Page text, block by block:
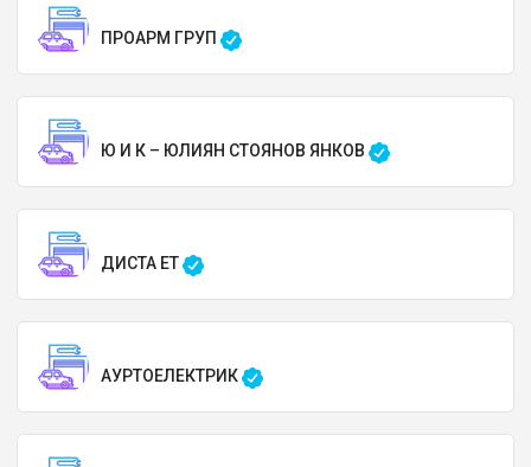
ПРОАРМ ГРУП
Ю И К – ЮЛИЯН СТОЯНОВ ЯНКОВ
ДИСТА ЕТ
АУРТОЕЛЕКТРИК